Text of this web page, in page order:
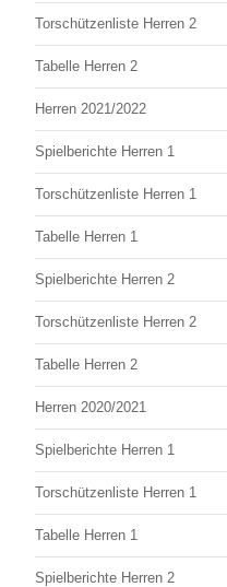
Torschützenliste Herren 2
Tabelle Herren 2
Herren 2021/2022
Spielberichte Herren 1
Torschützenliste Herren 1
Tabelle Herren 1
Spielberichte Herren 2
Torschützenliste Herren 2
Tabelle Herren 2
Herren 2020/2021
Spielberichte Herren 1
Torschützenliste Herren 1
Tabelle Herren 1
Spielberichte Herren 2